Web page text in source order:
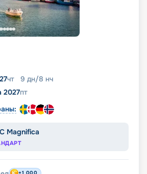
чт 9 дн/8 нч
2027пт
Magnifica